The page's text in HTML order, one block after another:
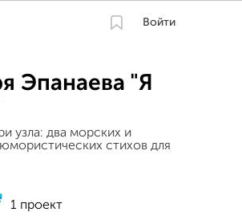
Войти
Эпанаева "Я
узла: два морских и
стихов для
1 проект